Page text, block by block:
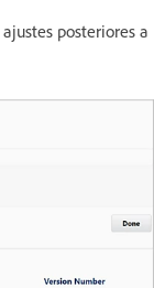
posteriores a